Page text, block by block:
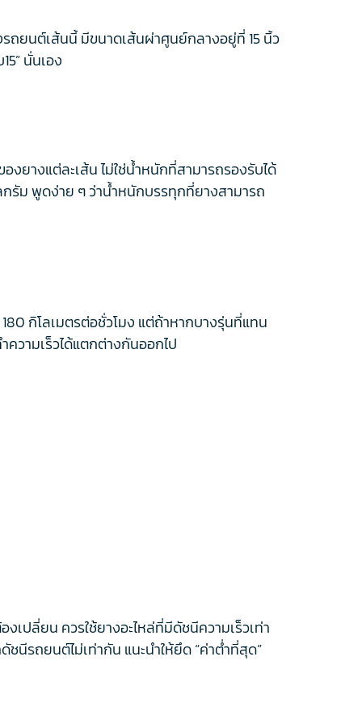
รถยนต์เส้นนี้ มีขนาดเส้นผ่าศูนย์กลางอยู่ที่ 15 นิ้ว
นั่นเอง
ยางแต่ละเส้น ไม่ใช่น้ำหนักที่สามารถรองรับได้
รัม พูดง่าย ๆ ว่าน้ำหนักบรรทุกที่ยางสามารถ
กิโลเมตรต่อชั่วโมง แต่ถ้าหากบางรุ่นที่แทน
ความเร็วได้แตกต่างกันออกไป
เปลี่ยน ควรใช้ยางอะไหล่ที่มีดัชนีความเร็วเท่า
นีรถยนต์ไม่เท่ากัน แนะนำให้ยึด “ค่าต่ำที่สุด”